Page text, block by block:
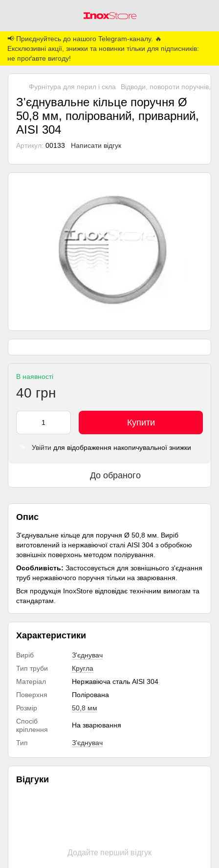
📢 Приєднуйтесь до нашого Telegram-каналу. 🔥
Ексклюзивні акції, знижки та новинки тільки для підписників:
не проґавте вигоду!
Фурнітура для перил і скла Відводи, повороти поручнів,
З'єднувальне кільце поручня Ø
50,8 мм, полірований, приварний,
AISI 304
Артикул: 00133 Написати відгук
В наявності
40 грн
Купити
Увійти для відображення накопичувальної знижки
До обраного
Опис
З'єднувальне кільце для поручня Ø 50,8 мм. Виріб
виготовлений із нержавіючої сталі AISI 304 з обробкою
зовнішніх поверхонь методом полірування.
Особливість: Застосовується для зовнішнього з'єднання
труб нержавіючого поручня тільки на зварювання.
Вся продукція InoxStore відповідає технічним вимогам та
стандартам.
Характеристики
Виріб
З'єднувач
Тип труби
Кругла
Матеріал
Нержавіюча сталь AISI 304
Поверхня
Полірована
Розмір
50,8 мм
Спосіб
кріплення
На зварювання
Тип Зʼєднувач
Відгуки
Додайте перший відгук